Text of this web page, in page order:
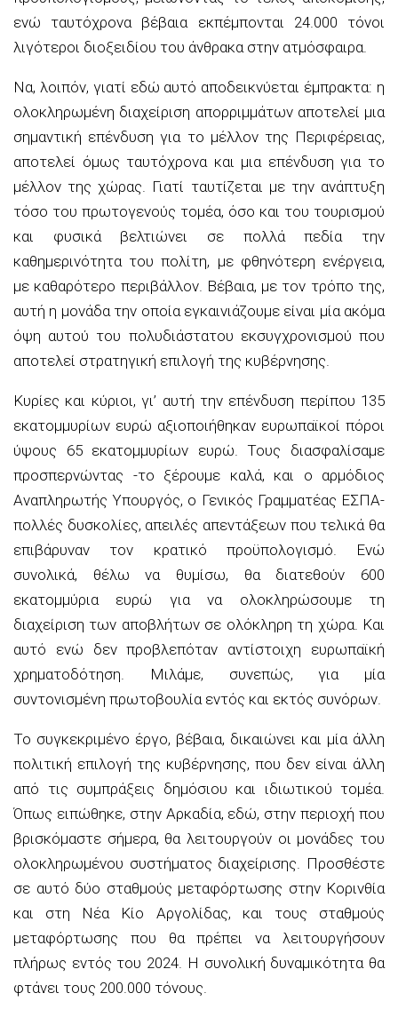
ενώ ταυτόχρονα βέβαια εκπέμπονται 24.000 τόνοι
λιγότεροι διοξειδίου του άνθρακα στην ατμόσφαιρα.
Να, λοιπόν, γιατί εδώ αυτό αποδεικνύεται έμπρακτα: η
ολοκληρωμένη διαχείριση απορριμμάτων αποτελεί μια
σημαντική επένδυση για το μέλλον της Περιφέρειας,
αποτελεί όμως ταυτόχρονα και μια επένδυση για το
μέλλον της χώρας. Γιατί ταυτίζεται με την ανάπτυξη
τόσο του πρωτογενούς τομέα, όσο και του τουρισμού
και φυσικά βελτιώνει σε πολλά πεδία την
καθημερινότητα του πολίτη, με φθηνότερη ενέργεια,
με καθαρότερο περιβάλλον. Βέβαια, με τον τρόπο της,
αυτή η μονάδα την οποία εγκαινιάζουμε είναι μία ακόμα
όψη αυτού του πολυδιάστατου εκσυγχρονισμού που
αποτελεί στρατηγική επιλογή της κυβέρνησης.
Κυρίες και κύριοι, γι’ αυτή την επένδυση περίπου 135
εκατομμυρίων ευρώ αξιοποιήθηκαν ευρωπαϊκοί πόροι
ύψους 65 εκατομμυρίων ευρώ. Τους διασφαλίσαμε
προσπερνώντας -το ξέρουμε καλά, και ο αρμόδιος
Αναπληρωτής Υπουργός, ο Γενικός Γραμματέας ΕΣΠΑ-
πολλές δυσκολίες, απειλές απεντάξεων που τελικά θα
επιβάρυναν τον κρατικό προϋπολογισμό. Ενώ
συνολικά, θέλω να θυμίσω, θα διατεθούν 600
εκατομμύρια ευρώ για να ολοκληρώσουμε τη
διαχείριση των αποβλήτων σε ολόκληρη τη χώρα. Και
αυτό ενώ δεν προβλεπόταν αντίστοιχη ευρωπαϊκή
χρηματοδότηση. Μιλάμε, συνεπώς, για μία
συντονισμένη πρωτοβουλία εντός και εκτός συνόρων.
Το συγκεκριμένο έργο, βέβαια, δικαιώνει και μία άλλη
πολιτική επιλογή της κυβέρνησης, που δεν είναι άλλη
από τις συμπράξεις δημόσιου και ιδιωτικού τομέα.
Όπως ειπώθηκε, στην Αρκαδία, εδώ, στην περιοχή που
βρισκόμαστε σήμερα, θα λειτουργούν οι μονάδες του
ολοκληρωμένου συστήματος διαχείρισης. Προσθέστε
σε αυτό δύο σταθμούς μεταφόρτωσης στην Κορινθία
και στη Νέα Κίο Αργολίδας, και τους σταθμούς
μεταφόρτωσης που θα πρέπει να λειτουργήσουν
πλήρως εντός του 2024. Η συνολική δυναμικότητα θα
φτάνει τους 200.000 τόνους.